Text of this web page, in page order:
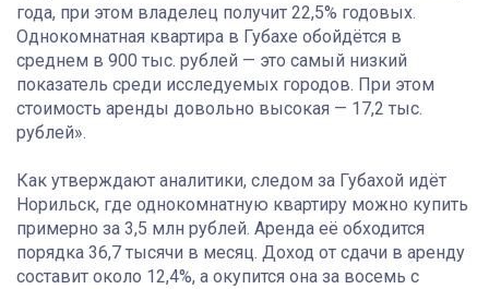
года, при этом владелец получит 22,5% годовых.
Однокомнатная квартира в Губахе обойдётся в
среднем в 900 тыс. рублей — это самый низкий
показатель среди исследуемых городов. При этом
стоимость аренды довольно высокая — 17,2 тыс.
рублей».
Как утверждают аналитики, следом за Губахой идёт
Норильск, где однокомнатную квартиру можно купить
примерно за 3,5 млн рублей. Аренда её обходится
порядка 36,7 тысячи в месяц. Доход от сдачи в аренду
составит около 12,4%, а окупится она за восемь с